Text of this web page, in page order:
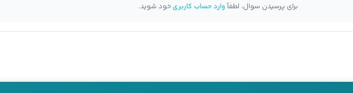
برای پرسیدن سوال، لطفاًوارد حساب کاربریخود شوید.